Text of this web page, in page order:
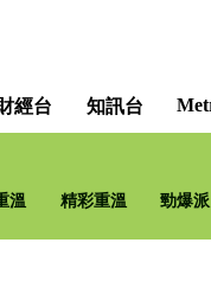
經台 知訊台
溫 精彩重溫 勁爆